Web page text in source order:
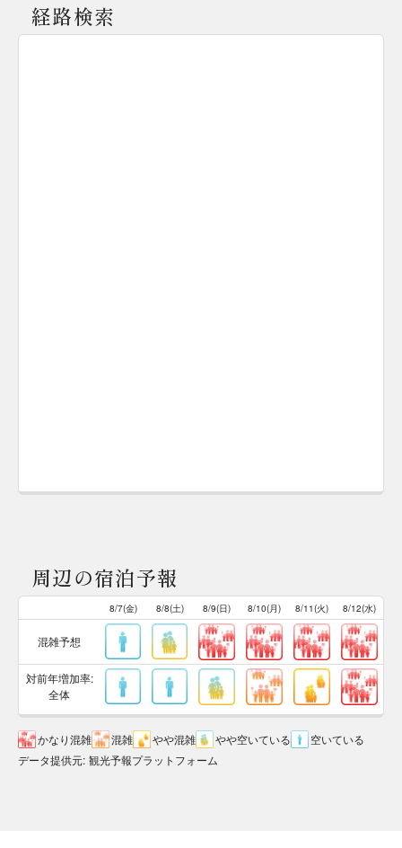
経路検索
周辺の宿泊予報
8/7(金) 8/8(土) 8/9(日) 8/10(月) 8/11(火) 8/12(水)
混雑予想
対前年増加率:
全体
かなり混雑 混雑 やや混雑 やや空いている
空いている
データ提供元: 観光予報プラットフォーム